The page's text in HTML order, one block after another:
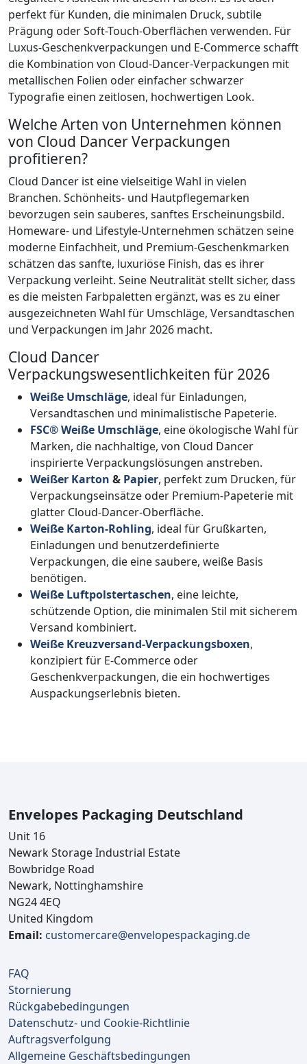
perfekt für Kunden, die minimalen Druck, subtile
Prägung oder Soft-Touch-Oberflächen verwenden. Für
Luxus-Geschenkverpackungen und E-Commerce schafft
die Kombination von Cloud-Dancer-Verpackungen mit
metallischen Folien oder einfacher schwarzer
Typografie einen zeitlosen, hochwertigen Look.
Welche Arten von Unternehmen können
von Cloud Dancer Verpackungen
profitieren?
Cloud Dancer ist eine vielseitige Wahl in vielen
Branchen. Schönheits- und Hautpflegemarken
bevorzugen sein sauberes, sanftes Erscheinungsbild.
Homeware- und Lifestyle-Unternehmen schätzen seine
moderne Einfachheit, und Premium-Geschenkmarken
schätzen das sanfte, luxuriöse Finish, das es ihrer
Verpackung verleiht. Seine Neutralität stellt sicher, dass
es die meisten Farbpaletten ergänzt, was es zu einer
ausgezeichneten Wahl für Umschläge, Versandtaschen
und Verpackungen im Jahr 2026 macht.
Cloud Dancer
Verpackungswesentlichkeiten für 2026
Weiße Umschläge, ideal für Einladungen,
Versandtaschen und minimalistische Papeterie.
FSC® Weiße Umschläge, eine ökologische Wahl für
Marken, die nachhaltige, von Cloud Dancer
inspirierte Verpackungslösungen anstreben.
Weißer Karton & Papier, perfekt zum Drucken, für
Verpackungseinsätze oder Premium-Papeterie mit
glatter Cloud-Dancer-Oberfläche.
Weiße Karton-Rohling, ideal für Grußkarten,
Einladungen und benutzerdefinierte
Verpackungen, die eine saubere, weiße Basis
benötigen.
Weiße Luftpolstertaschen, eine leichte,
schützende Option, die minimalen Stil mit sicherem
Versand kombiniert.
Weiße Kreuzversand-Verpackungsboxen,
konzipiert für E-Commerce oder
Geschenkverpackungen, die ein hochwertiges
Auspackungserlebnis bieten.
Envelopes Packaging Deutschland
Unit 16
Newark Storage Industrial Estate
Bowbridge Road
Newark, Nottinghamshire
NG24 4EQ
United Kingdom
Email: customercare@envelopespackaging.de
FAQ
Stornierung
Rückgabebedingungen
Datenschutz- und Cookie-Richtlinie
Auftragsverfolgung
Allgemeine Geschäftsbedingungen